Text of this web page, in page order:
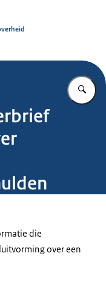
die
over een